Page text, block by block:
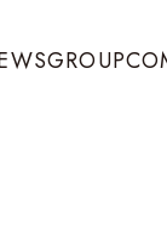
GROUP